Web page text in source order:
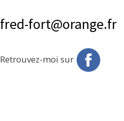
fred-fort@orange.fr
Retrouvez-moi sur